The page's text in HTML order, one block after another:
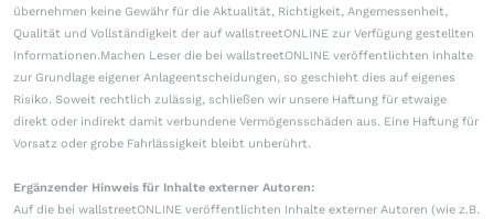
übernehmen keine Gewähr für die Aktualität, Richtigkeit, Angemessenheit,
Qualität und Vollständigkeit der auf wallstreetONLINE zur Verfügung gestellten
Informationen.Machen Leser die bei wallstreetONLINE veröffentlichten Inhalte
zur Grundlage eigener Anlageentscheidungen, so geschieht dies auf eigenes
Risiko. Soweit rechtlich zulässig, schließen wir unsere Haftung für etwaige
direkt oder indirekt damit verbundene Vermögensschäden aus. Eine Haftung für
Vorsatz oder grobe Fahrlässigkeit bleibt unberührt.
Ergänzender Hinweis für Inhalte externer Autoren:
Auf die bei wallstreetONLINE veröffentlichten Inhalte externer Autoren (wie z.B.